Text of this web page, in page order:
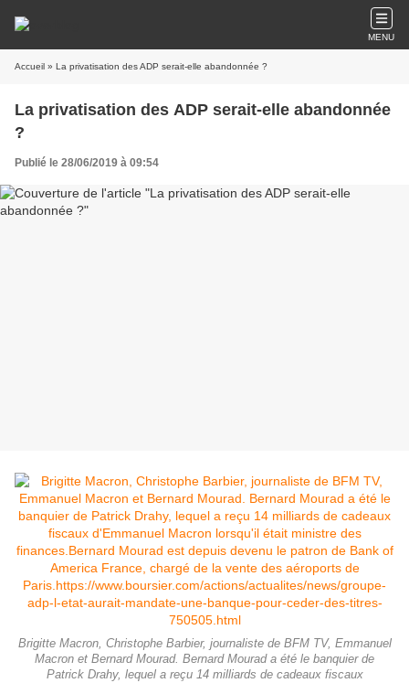
MENU
Accueil » La privatisation des ADP serait-elle abandonnée ?
La privatisation des ADP serait-elle abandonnée
?
Publié le 28/06/2019 à 09:54
Brigitte Macron, Christophe Barbier, journaliste de BFM TV, Emmanuel
Macron et Bernard Mourad. Bernard Mourad a été le banquier de
Patrick Drahy, lequel a reçu 14 milliards de cadeaux fiscaux